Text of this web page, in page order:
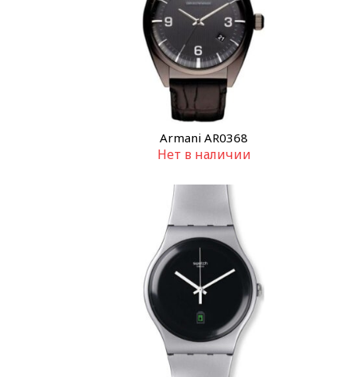
Armani AR0368
Нет в наличии